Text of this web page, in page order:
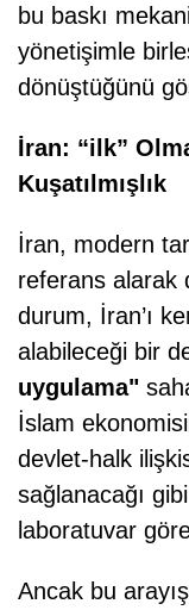
bu baskı
yönetişimle
dönüştüğünü
İran: “ilk”
Kuşatılmışlık
İran, modern
referans alarak
durum, İran’ı
alabileceği bir
uygulama"
İslam
devlet-halk
sağlanacağı
laboratuvar
Ancak bu